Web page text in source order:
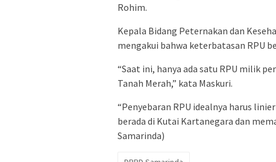
Rohim.
Kepala Bidang Peternakan dan
mengakui bahwa keterbatasan RPU
“Saat ini, hanya ada satu RPU milik
Tanah Merah,” kata Maskuri.
“Penyebaran RPU idealnya harus
berada di Kutai Kartanegara dan
Samarinda)